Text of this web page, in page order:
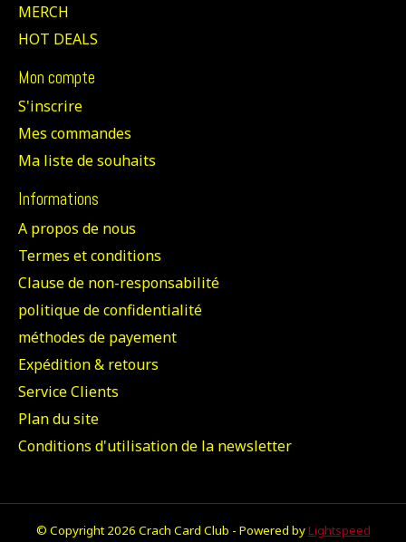
MERCH
HOT DEALS
Mon compte
S'inscrire
Mes commandes
Ma liste de souhaits
Informations
A propos de nous
Termes et conditions
Clause de non-responsabilité
politique de confidentialité
méthodes de payement
Expédition & retours
Service Clients
Plan du site
Conditions d'utilisation de la newsletter
© Copyright 2026 Crach Card Club - Powered byLightspeed